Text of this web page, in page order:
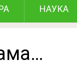
НАУКА